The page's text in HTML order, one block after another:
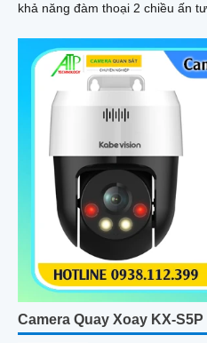
khả năng đàm thoại 2 chiều ấn
Camera Quay Xoay KX-S5P